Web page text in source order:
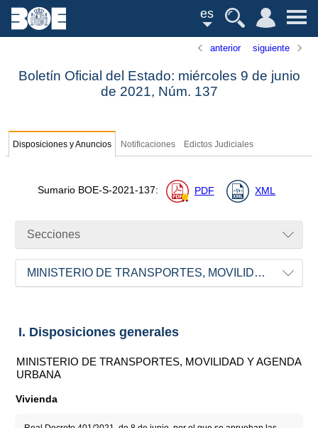
es
anterior siguiente
Boletín Oficial del Estado: miércoles 9 de junio
de 2021, Núm. 137
Disposiciones y Anuncios Notificaciones Edictos Judiciales
Sumario BOE-S-2021-137: PDF XML
Secciones
MINISTERIO DE TRANSPORTES, MOVILIDAD Y AGENDA URBANA
I. Disposiciones generales
MINISTERIO DE TRANSPORTES, MOVILIDAD Y AGENDA
URBANA
Vivienda